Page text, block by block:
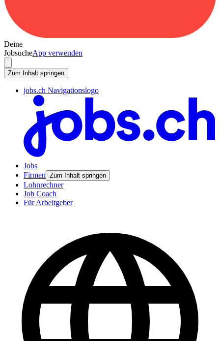
Deine
JobsucheApp verwenden
Zum Inhalt springen
jobs.ch Navigationslogo
Jobs
Firmen Zum Inhalt springen
Lohnrechner
Job Coach
Für Arbeitgeber